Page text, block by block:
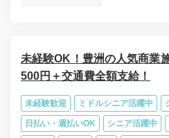
未経験OK！豊洲の人気商業
500円＋交通費全額支給！
未経験歓迎 ミドルシニア活躍中
日払い・週払いOK シニア活躍中